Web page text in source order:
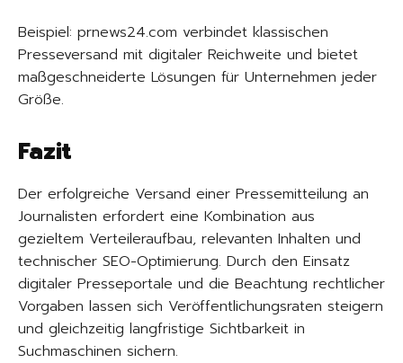
Beispiel: prnews24.com verbindet klassischen
Presseversand mit digitaler Reichweite und bietet
maßgeschneiderte Lösungen für Unternehmen jeder
Größe.
Fazit
Der erfolgreiche Versand einer Pressemitteilung an
Journalisten erfordert eine Kombination aus
gezieltem Verteileraufbau, relevanten Inhalten und
technischer SEO-Optimierung. Durch den Einsatz
digitaler Presseportale und die Beachtung rechtlicher
Vorgaben lassen sich Veröffentlichungsraten steigern
und gleichzeitig langfristige Sichtbarkeit in
Suchmaschinen sichern.